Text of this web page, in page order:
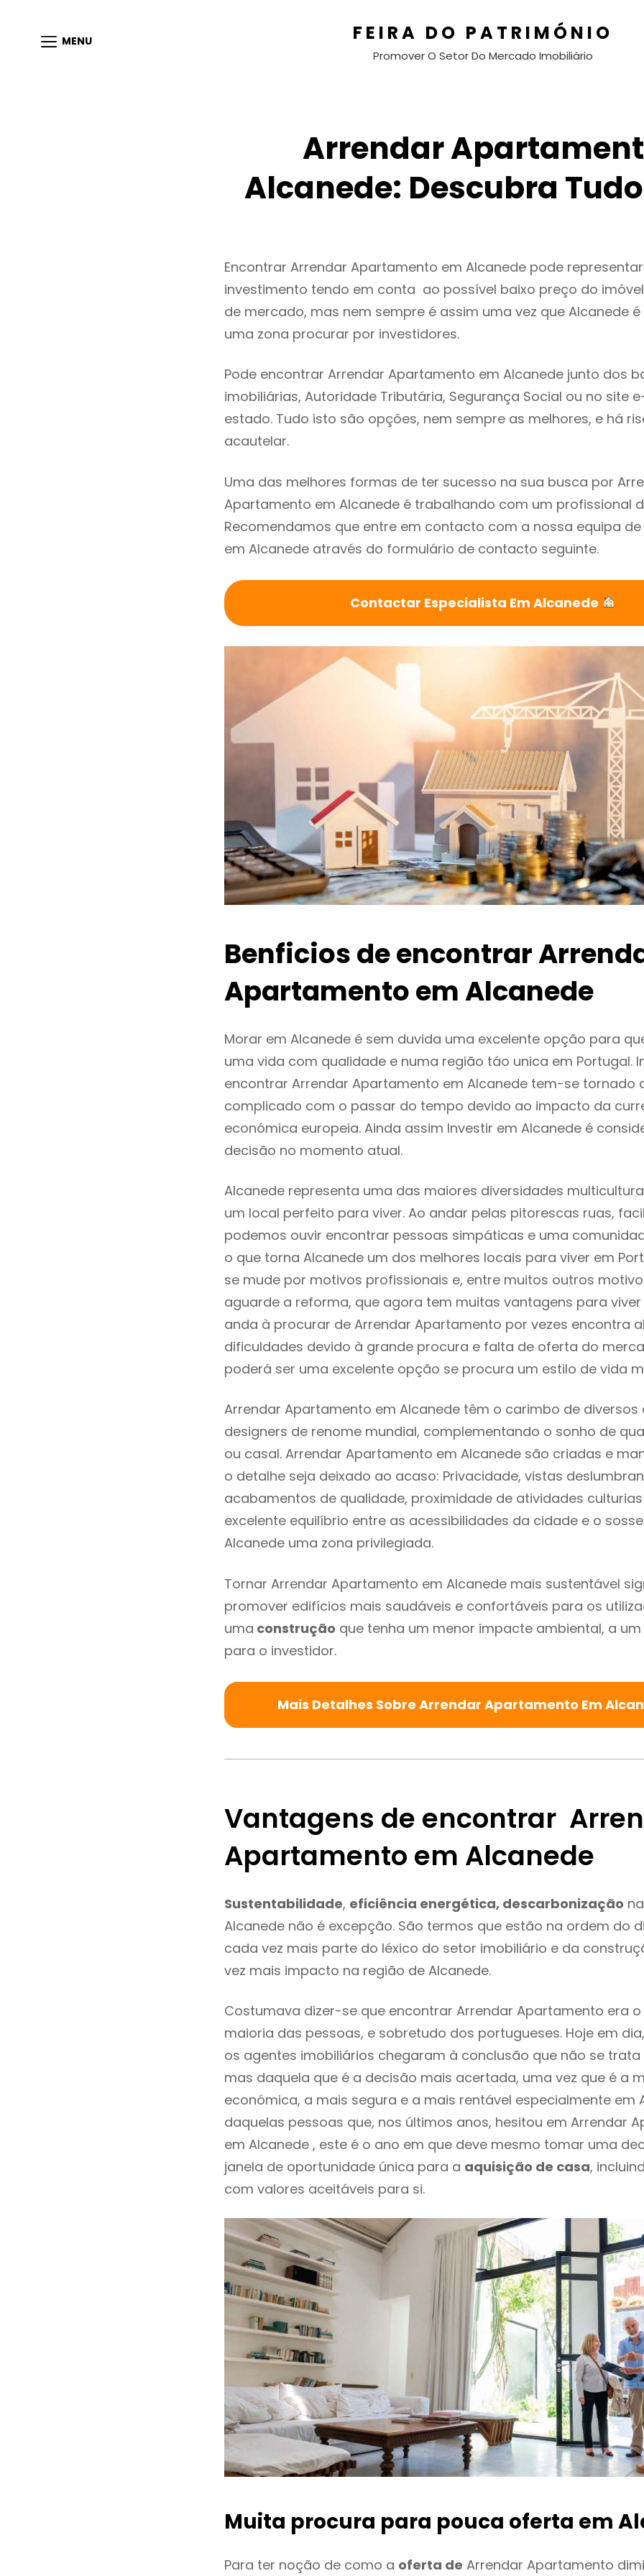
MENU FEIRA DO PATRIMÓNIO
Promover O Setor Do Mercado Imobiliário
Arrendar
Alcanede: Descubra
Encontrar Arrendar Apartamento em Alcanede pode
investimento tendo em conta ao possível baixo preço do
de mercado, mas nem sempre é assim uma vez que Alcanede
uma zona procurar por investidores.
Pode encontrar Arrendar Apartamento em Alcanede junto dos
imobiliárias, Autoridade Tributária, Segurança Social ou no site
estado. Tudo isto são opções, nem sempre as melhores, e há
acautelar.
Uma das melhores formas de ter sucesso na sua busca por
Apartamento em Alcanede é trabalhando com um profissional
Recomendamos que entre em contacto com a nossa equipa
em Alcanede através do formulário de contacto seguinte.
Contactar Especialista Em Alcanede
Benficios de encontrar
Apartamento em Alcanede
Morar em Alcanede é sem duvida uma excelente opção para
uma vida com qualidade e numa região táo unica em Portugal.
encontrar Arrendar Apartamento em Alcanede tem-se tornado
complicado com o passar do tempo devido ao impacto da
económica europeia. Ainda assim Investir em Alcanede é
decisão no momento atual.
Alcanede representa uma das maiores diversidades
um local perfeito para viver. Ao andar pelas pitorescas ruas,
podemos ouvir encontrar pessoas simpáticas e uma
o que torna Alcanede um dos melhores locais para viver em
se mude por motivos profissionais e, entre muitos outros
aguarde a reforma, que agora tem muitas vantagens para viver
anda à procurar de Arrendar Apartamento por vezes encontra
dificuldades devido à grande procura e falta de oferta do
poderá ser uma excelente opção se procura um estilo de vida
Arrendar Apartamento em Alcanede têm o carimbo de diversos
designers de renome mundial, complementando o sonho de
ou casal. Arrendar Apartamento em Alcanede são criadas e
o detalhe seja deixado ao acaso: Privacidade, vistas
acabamentos de qualidade, proximidade de atividades
excelente equilíbrio entre as acessibilidades da cidade e o
Alcanede uma zona privilegiada.
Tornar Arrendar Apartamento em Alcanede mais sustentável
promover edifícios mais saudáveis e confortáveis para os
uma construção que tenha um menor impacte ambiental, a
para o investidor.
Mais Detalhes Sobre Arrendar Apartamento Em
Vantagens de encontrar
Apartamento em Alcanede
Sustentabilidade, eficiência energética, descarbonização
Alcanede não é excepção. São termos que estão na ordem do
cada vez mais parte do léxico do setor imobiliário e da
vez mais impacto na região de Alcanede.
Costumava dizer-se que encontrar Arrendar Apartamento era
maioria das pessoas, e sobretudo dos portugueses. Hoje em
os agentes imobiliários chegaram à conclusão que não se
mas daquela que é a decisão mais acertada, uma vez que é a
económica, a mais segura e a mais rentável especialmente em
daquelas pessoas que, nos últimos anos, hesitou em Arrendar
em Alcanede , este é o ano em que deve mesmo tomar uma
janela de oportunidade única para a aquisição de casa,
com valores aceitáveis para si.
Muita procura para pouca oferta em
Para ter noção de como a oferta de Arrendar Apartamento